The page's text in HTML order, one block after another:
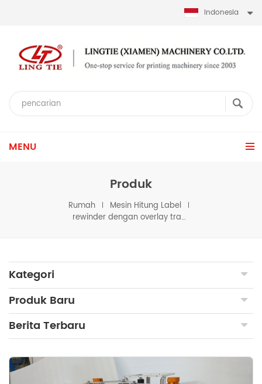
Indonesia
MENU
Produk
Rumah
Mesin Hitung Label
rewinder dengan overlay transfer termal
Kategori
Produk Baru
Berita Terbaru